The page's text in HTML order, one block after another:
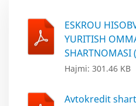
ESKROU
YURITISH
Hajmi: 301.46 KB
Avtokredit